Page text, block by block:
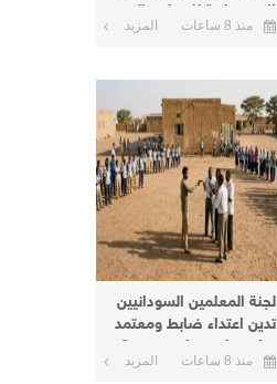
الاضطرارية للتسليم اليوم
منذ 8 ساعات المزيد
لجنة المعلمين السودانيين
تدين اعتداء ضابط ومعتمد
سابق على معلم بمدرسة
في كرري
منذ 8 ساعات المزيد